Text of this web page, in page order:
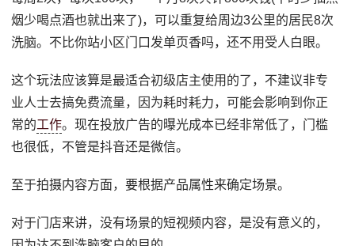
烟少喝点酒也就出来了)，可以重复给周边3公里的居民8次
洗脑。不比你站小区门口发单页香吗，还不用受人白眼。
这个玩法应该算是最适合初级店主使用的了，不建议非专
业人士去搞免费流量，因为耗时耗力，可能会影响到你正
常的工作。现在投放广告的曝光成本已经非常低了，门槛
也很低，不管是抖音还是微信。
至于拍摄内容方面，要根据产品属性来确定场景。
对于门店来讲，没有场景的短视频内容，是没有意义的，